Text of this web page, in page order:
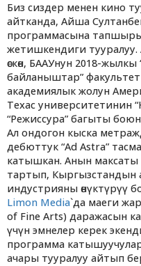
Биз сиздер менен кино
айтканда, Айша
программасына
жетишкендиги тууралуу.
өскөн, БААУнун 2018-
байланыштар”
академиялык жолун
Техас университетинин
“Режиссура” багыты
Ал ондогон кыска
дебюттук “Ad Astra”
катышкан. Анын максаты
тартып, Кыргызстандын
индустрияны өнүктүрүү
Limon Media`да маеги
of Fine Arts) даражасын
үчүн эмнелер керек
программа
ачары тууралуу айтып